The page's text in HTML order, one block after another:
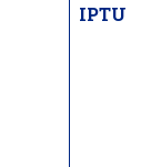
IPTU